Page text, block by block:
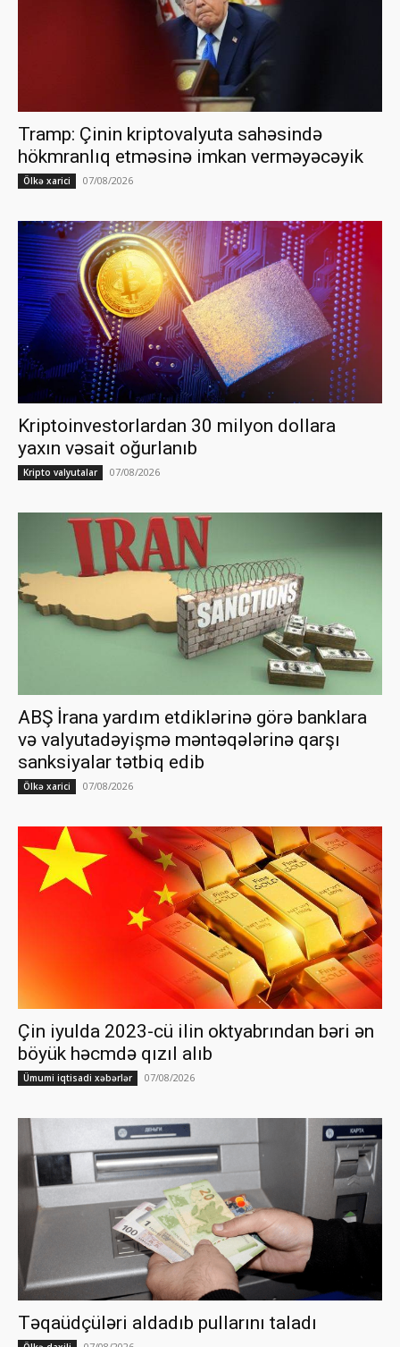
Tramp: Çinin kriptovalyuta sahəsində
hökmranlıq etməsinə imkan verməyəcəyik
Ölkə xarici 07/08/2026
Kriptoinvestorlardan 30 milyon dollara
yaxın vəsait oğurlanıb
Kripto valyutalar 07/08/2026
ABŞ İrana yardım etdiklərinə görə banklara
və valyutadəyişmə məntəqələrinə qarşı
sanksiyalar tətbiq edib
Ölkə xarici 07/08/2026
Çin iyulda 2023-cü ilin oktyabrından bəri ən
böyük həcmdə qızıl alıb
Ümumi iqtisadi xəbərlər 07/08/2026
Təqaüdçüləri aldadıb pullarını taladı